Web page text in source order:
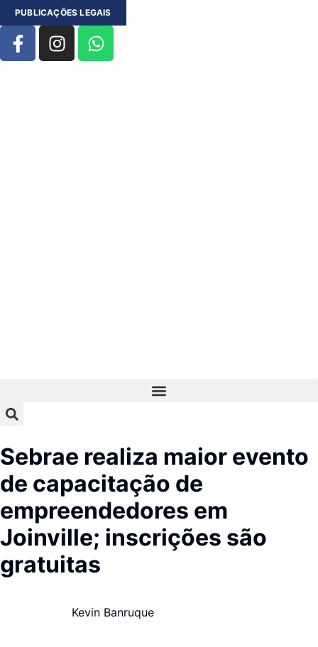
PUBLICAÇÕES LEGAIS
Sebrae realiza maior evento
de capacitação de
empreendedores em
Joinville; inscrições são
gratuitas
Kevin Banruque